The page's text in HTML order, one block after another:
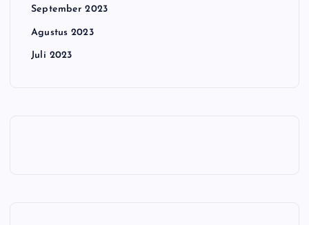
September 2023
Agustus 2023
Juli 2023